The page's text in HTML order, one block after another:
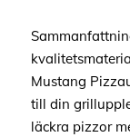
Mustang
till din
läckra pizzor